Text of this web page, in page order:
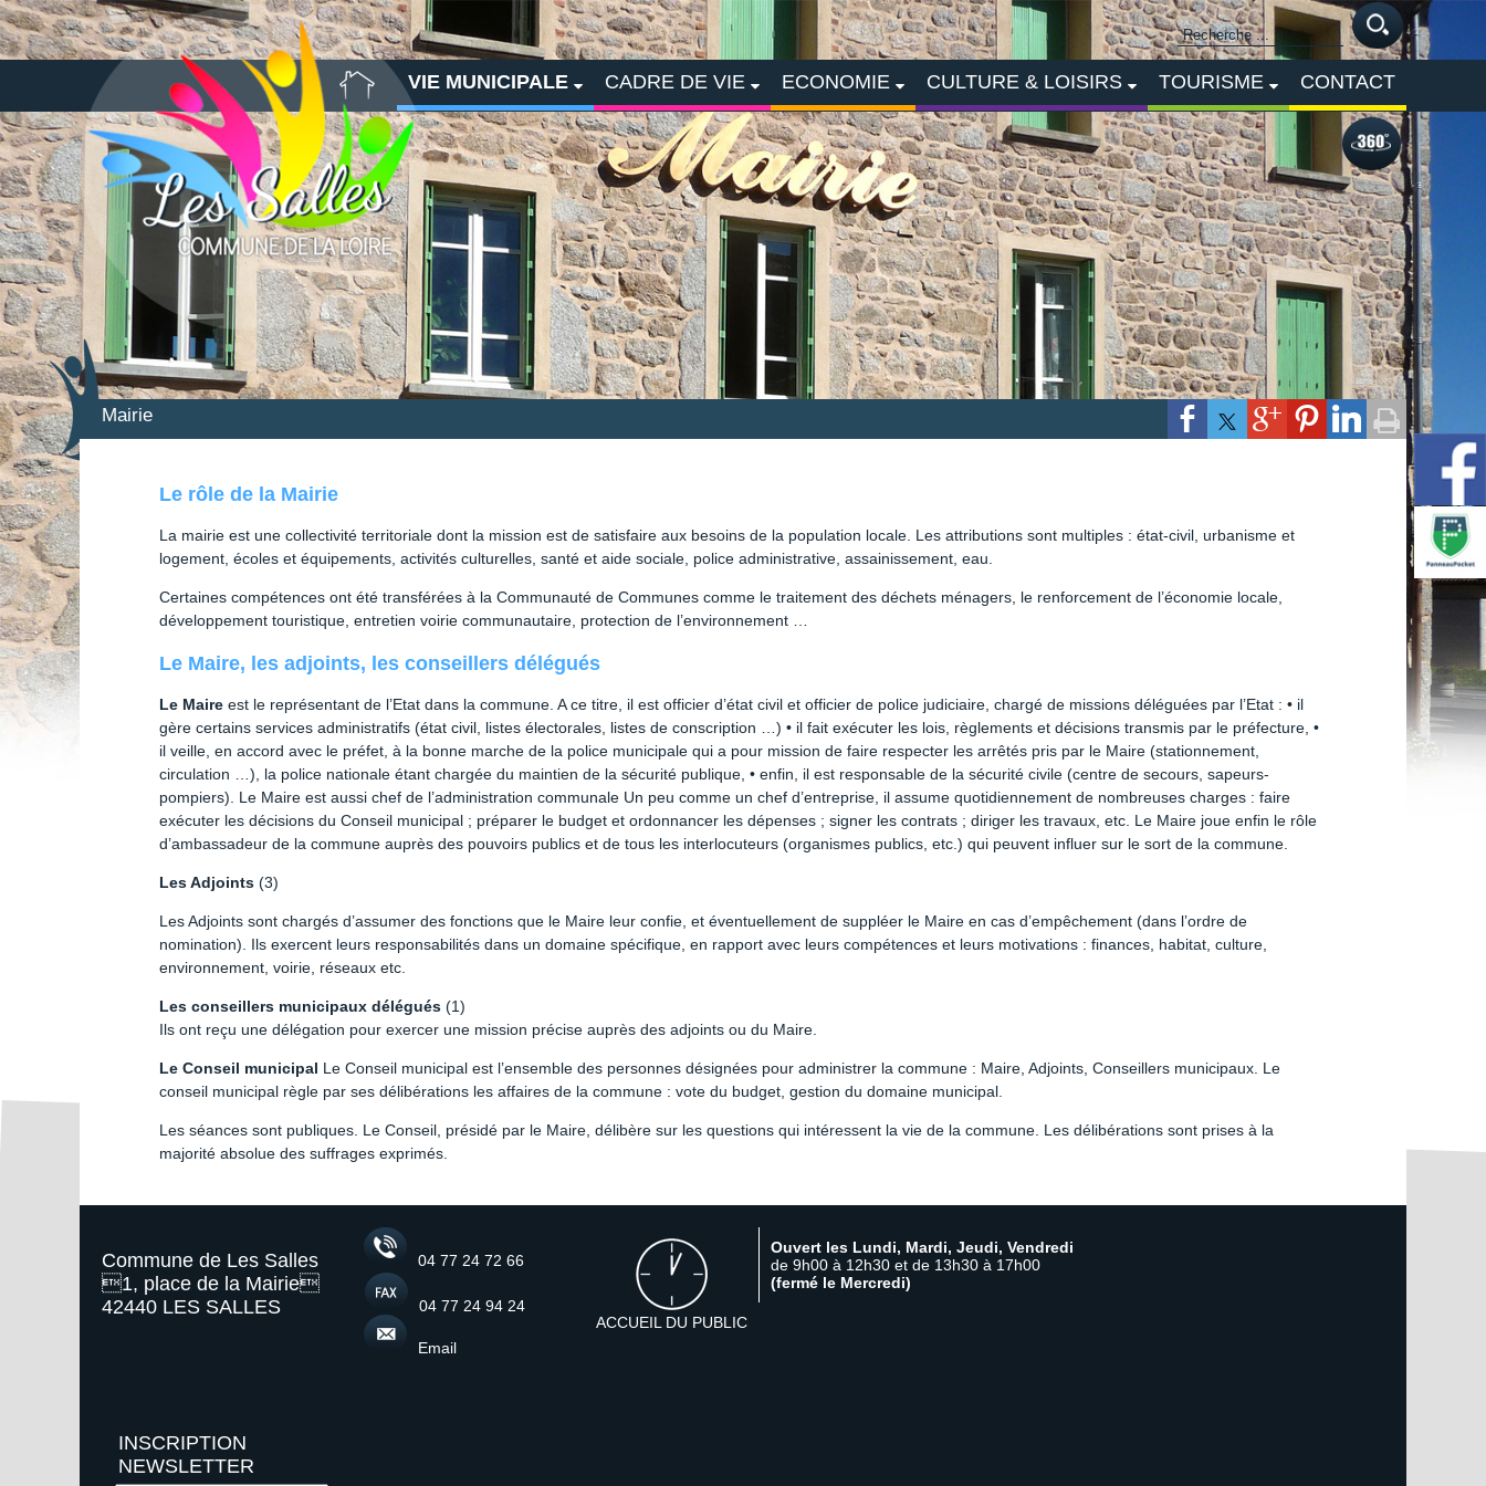
VIE MUNICIPALE CADRE DE VIE ECONOMIE CULTURE & LOISIRS TOURISME CONTACT
Mairie
Le rôle de la Mairie
La mairie est une collectivité territoriale dont la mission est de satisfaire aux besoins de la population locale. Les attributions sont multiples : état-civil, urbanisme et
logement, écoles et équipements, activités culturelles, santé et aide sociale, police administrative, assainissement, eau.
Certaines compétences ont été transférées à la Communauté de Communes comme le traitement des déchets ménagers, le renforcement de l’économie locale,
développement touristique, entretien voirie communautaire, protection de l’environnement …
Le Maire, les adjoints, les conseillers délégués
Le Maire est le représentant de l’Etat dans la commune. A ce titre, il est officier d’état civil et officier de police judiciaire, chargé de missions déléguées par l’Etat : • il
gère certains services administratifs (état civil, listes électorales, listes de conscription …) • il fait exécuter les lois, règlements et décisions transmis par le préfecture, •
il veille, en accord avec le préfet, à la bonne marche de la police municipale qui a pour mission de faire respecter les arrêtés pris par le Maire (stationnement,
circulation …), la police nationale étant chargée du maintien de la sécurité publique, • enfin, il est responsable de la sécurité civile (centre de secours, sapeurs-
pompiers). Le Maire est aussi chef de l’administration communale Un peu comme un chef d’entreprise, il assume quotidiennement de nombreuses charges : faire
exécuter les décisions du Conseil municipal ; préparer le budget et ordonnancer les dépenses ; signer les contrats ; diriger les travaux, etc. Le Maire joue enfin le rôle
d’ambassadeur de la commune auprès des pouvoirs publics et de tous les interlocuteurs (organismes publics, etc.) qui peuvent influer sur le sort de la commune.
Les Adjoints (3)
Les Adjoints sont chargés d’assumer des fonctions que le Maire leur confie, et éventuellement de suppléer le Maire en cas d’empêchement (dans l’ordre de
nomination). Ils exercent leurs responsabilités dans un domaine spécifique, en rapport avec leurs compétences et leurs motivations : finances, habitat, culture,
environnement, voirie, réseaux etc.
Les conseillers municipaux délégués (1)
Ils ont reçu une délégation pour exercer une mission précise auprès des adjoints ou du Maire.
Le Conseil municipal Le Conseil municipal est l’ensemble des personnes désignées pour administrer la commune : Maire, Adjoints, Conseillers municipaux. Le
conseil municipal règle par ses délibérations les affaires de la commune : vote du budget, gestion du domaine municipal.
Les séances sont publiques. Le Conseil, présidé par le Maire, délibère sur les questions qui intéressent la vie de la commune. Les délibérations sont prises à la
majorité absolue des suffrages exprimés.
Commune de Les Salles
1, place de la Mairie
42440 LES SALLES
04 77 24 72 66
04 77 24 94 24
Email
ACCUEIL DU PUBLIC
Ouvert les Lundi, Mardi, Jeudi, Vendredi
de 9h00 à 12h30 et de 13h30 à 17h00
(fermé le Mercredi)